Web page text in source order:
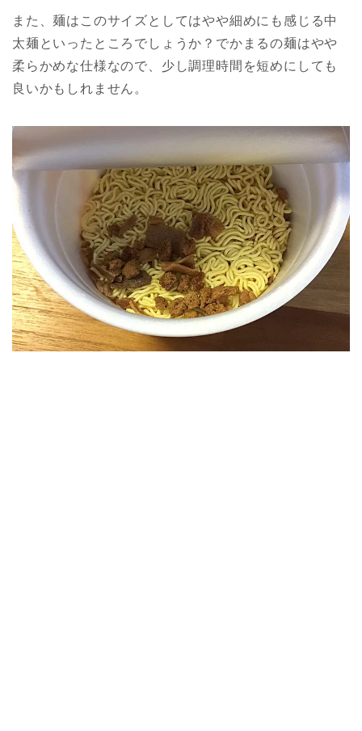
また、麺はこのサイズとしてはやや細めにも感じる中
太麺といったところでしょうか？でかまるの麺はやや
柔らかめな仕様なので、少し調理時間を短めにしても
良いかもしれません。